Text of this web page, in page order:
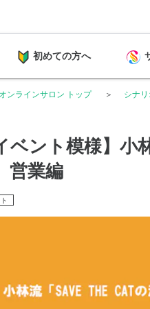
初めての方へ
ンラインサロン トップ シナ
ベント模様】小
営業編